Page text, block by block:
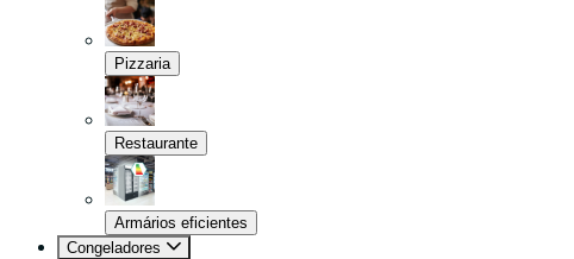
Pizzaria
Restaurante
Armários eficientes
Congeladores